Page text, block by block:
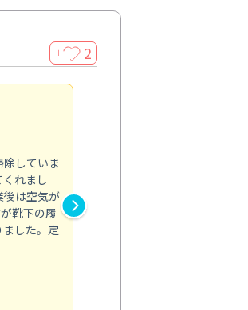
＋ 2
していま
れまし
後は空気が
靴下の履
した。定